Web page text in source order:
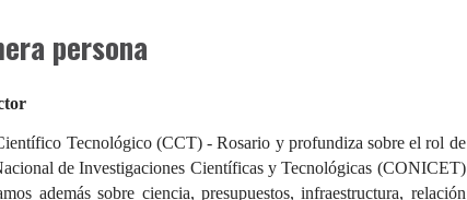
persona
Tecnológico (CCT) - Rosario y profundiza sobre el rol de
este organismo, delegación del Consejo Nacional de Investigaciones Científicas y Tecnológicas (CONICET)
además sobre ciencia, presupuestos, infraestructura, relación